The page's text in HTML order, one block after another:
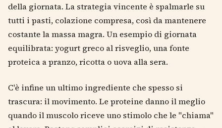
della giornata. La strategia vincente è spalmarle su
tutti i pasti, colazione compresa, così da mantenere
costante la massa magra. Un esempio di giornata
equilibrata: yogurt greco al risveglio, una fonte
proteica a pranzo, ricotta o uova alla sera.
C'è infine un ultimo ingrediente che spesso si
trascura: il movimento. Le proteine danno il meglio
quando il muscolo riceve uno stimolo che le "chiama"